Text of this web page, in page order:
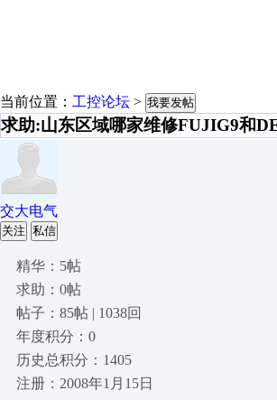
当前位置： 工控论坛 > 我要发帖
求助:山东区域哪家维修FUJIG9和
交大电气
关注 私信
精华：5帖
求助：0帖
帖子：85帖 | 1038回
年度积分：0
历史总积分：1405
注册：2008年1月15日